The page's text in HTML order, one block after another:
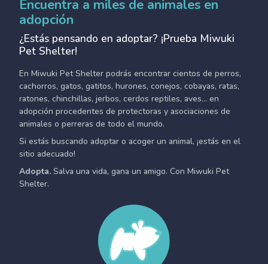
Encuentra a miles de animales en
adopción
¿Estás pensando en adoptar? ¡Prueba Miwuki
Pet Shelter!
En Miwuki Pet Shelter podrás encontrar cientos de perros,
cachorros, gatos, gatitos, hurones, conejos, cobayas, ratas,
ratones, chinchillas, jerbos, cerdos reptiles, aves... en
adopción procedentes de protectoras y asociaciones de
animales o perreras de todo el mundo.
Si estás buscando adoptar o acoger un animal, ¡estás en el
sitio adecuado!
Adopta. Salva una vida, gana un amigo. Con Miwuki Pet
Shelter.